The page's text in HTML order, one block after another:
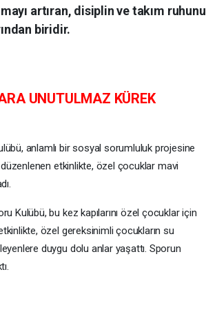
artıran, disiplin ve takım ruhunu
biridir.
UNUTULMAZ KÜREK
anlamlı bir sosyal sorumluluk projesine
etkinlikte, özel çocuklar mavi
Kulübü, bu kez kapılarını özel çocuklar için
özel gereksinimli çocukların su
duygu dolu anlar yaşattı. Sporun